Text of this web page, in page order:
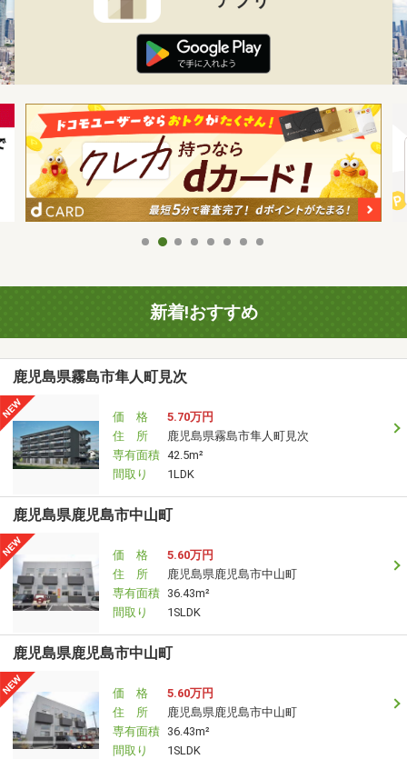
新着!おすすめ
鹿児島県霧島市隼人町見次
価 格
5.70万円
住 所
鹿児島県霧島市隼人町見次
専有面積 42.5m²
間取り
1LDK
鹿児島県鹿児島市中山町
価 格
5.60万円
住 所
鹿児島県鹿児島市中山町
専有面積 36.43m²
間取り
1SLDK
鹿児島県鹿児島市中山町
価 格
5.60万円
住 所
鹿児島県鹿児島市中山町
専有面積 36.43m²
間取り
1SLDK